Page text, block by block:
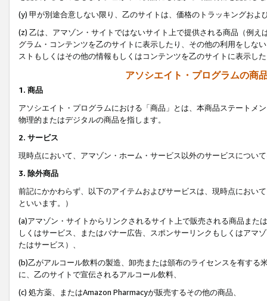
(y) 甲が別途合意しない限り、乙のサイトは、価格のトラッキングお
(z) 乙は、アマゾン・サイトではないサイト上で提供される商品（例
グラム・コンテンツを乙のサイトに表示したり、その他の利用をしな
ストもしくはその他の情報もしくはコンテンツを乙のサイトに表示し
アソシエイト・プログラムの商
1. 商品
アソシエイト・プログラムにおける「商品」とは、本商品ステートメ
物理的またはデジタルの商品を指します。
2. サービス
現時点において、アマゾン・ホーム・サービス以外のサービスについ
3. 除外商品
前記にかかわらず、以下のアイテムおよびサービスは、現時点におい
といいます。）
(a)アマゾン・サイトからリンクされるサイト上で販売される商品ま
しくはサービス、またはバナー広告、スポンサーリンクもしくはアマ
たはサービス）、
(b)乙がアルコール飲料の製造、卸売または頒布のライセンスを有す
に、乙のサイトで宣伝されるアルコール飲料、
(c) 処方薬、またはAmazon Pharmacyが販売するその他の商品、